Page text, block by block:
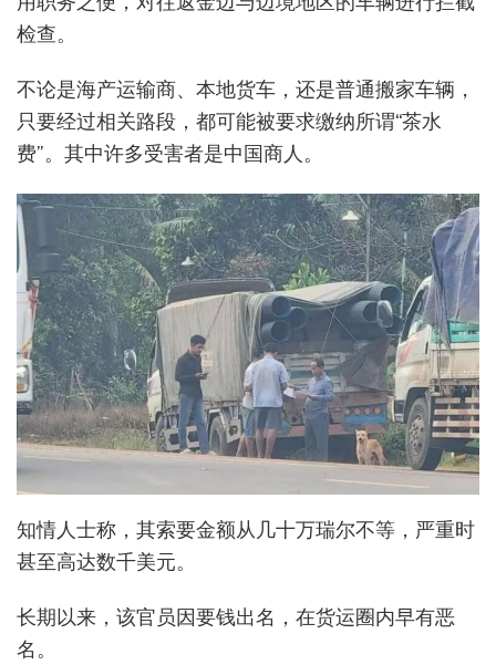
检查。
不论是海产运输商、本地货车，还是普通搬家车辆，
只要经过相关路段，都可能被要求缴纳所谓“茶水
费”。其中许多受害者是中国商人。
知情人士称，其索要金额从几十万瑞尔不等，严重时
甚至高达数千美元。
长期以来，该官员因要钱出名，在货运圈内早有恶
名。